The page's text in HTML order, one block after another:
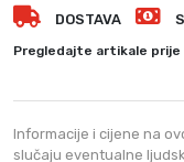
d
n
k
l
j
DOSTAVA
Pregledajte artikale prije
Informacije i cijene na
slučaju eventualne